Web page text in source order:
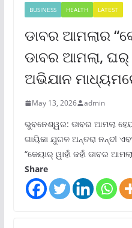
BUSINESS HEALTH LATEST
ଡାବର ଆମଲାର
ଡାବର ଆମଲା, ଘର୍
ଅଭିଯାନ
May 13, 2026 admin
ଭୁବନେଶ୍ୱର: ଡାବର ଆମଲା
ଗାୟିକା ଯୁଗଳ ଅନ୍ତରା ନନ୍ଦୀ
“କେୟାର୍ ୱାହାଁ ଜହାଁ ଡାବର
Share